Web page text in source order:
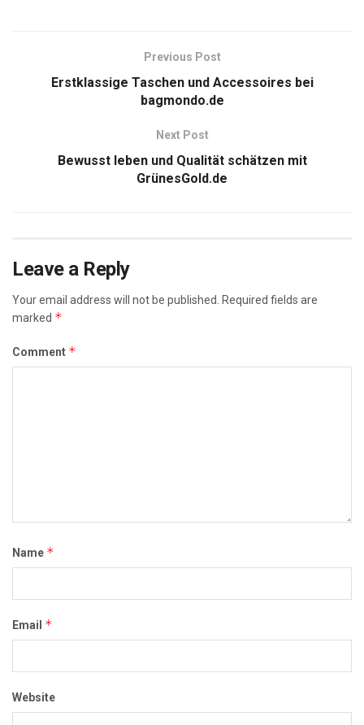
Previous Post
Erstklassige Taschen und Accessoires bei
bagmondo.de
Next Post
Bewusst leben und Qualität schätzen mit
GrünesGold.de
Leave a Reply
Your email address will not be published.
Required fields are
marked *
Comment *
Name *
Email *
Website